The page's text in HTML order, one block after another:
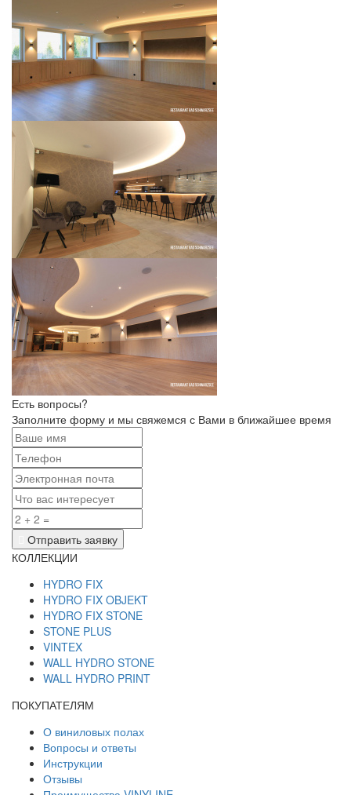
Есть вопросы?
Заполните форму и мы свяжемся с Вами в ближайшее время
Отправить заявку
КОЛЛЕКЦИИ
HYDRO FIX
HYDRO FIX OBJEKT
HYDRO FIX STONE
STONE PLUS
VINTEX
WALL HYDRO STONE
WALL HYDRO PRINT
ПОКУПАТЕЛЯМ
О виниловых полах
Вопросы и ответы
Инструкции
Отзывы